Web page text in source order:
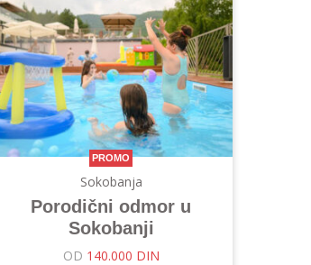
PROMO
Sokobanja
Porodični odmor u
Sokobanji
OD 140.000 DIN